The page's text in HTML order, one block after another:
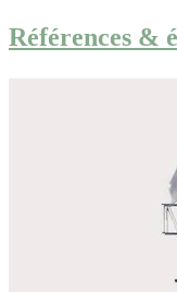
Références &